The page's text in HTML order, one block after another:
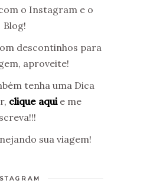
o Instagram e o
Blog!
descontinhos para
aproveite!
tenha uma Dica
clique aquie me
sua viagem!